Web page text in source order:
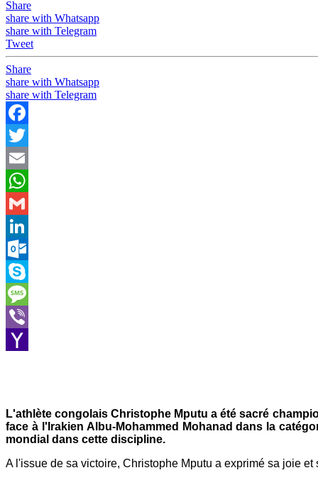
Share
share with Whatsapp
share with Telegram
Tweet
Share
share with Whatsapp
share with Telegram
Facebook
Twitter
Email
WhatsApp
Gmail
LinkedIn
Outlook.com
Skype
Message
Viber
L'athlète congolais Christophe Mputu a été sacré
face à l'Irakien Albu-Mohammed Mohanad dans la
mondial dans cette discipline.
A l'issue de sa victoire, Christophe Mputu a exprimé sa joie